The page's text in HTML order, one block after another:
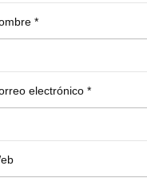
*
electrónico*